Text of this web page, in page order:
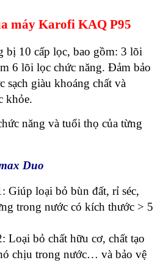
máy Karofi KAQ P95
bị 10 cấp lọc, bao gồm: 3 lõi
6 lõi lọc chức năng. Đảm bảo
sạch giàu khoáng chất và
khỏe.
năng và tuổi thọ của từng
Duo
Giúp loại bỏ bùn đất, rỉ séc,
trong nước có kích thước > 5
Loại bỏ chất hữu cơ, chất tạo
chịu trong nước… và bảo vệ